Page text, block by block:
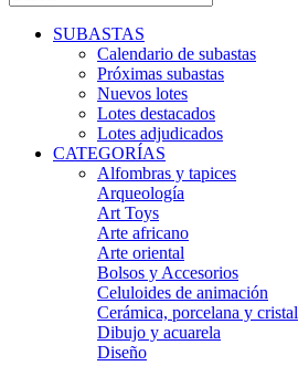
SUBASTAS
Calendario de subastas
Próximas subastas
Nuevos lotes
Lotes destacados
Lotes adjudicados
CATEGORÍAS
Alfombras y tapices
Arqueología
Art Toys
Arte africano
Arte oriental
Bolsos y Accesorios
Celuloides de animación
Cerámica, porcelana y cristal
Dibujo y acuarela
Diseño